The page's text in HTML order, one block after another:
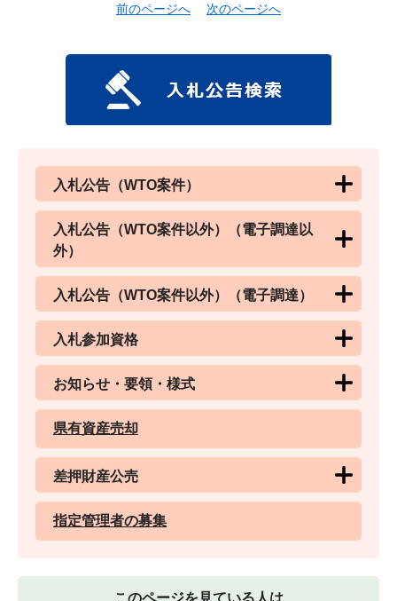
前のページへ 次のページへ
入札公告（WTO案件）
入札公告（WTO案件以外）（電子調達以
外）
入札公告（WTO案件以外）（電子調達）
入札参加資格
お知らせ・要領・様式
県有資産売却
差押財産公売
指定管理者の募集
このページを見ている人は